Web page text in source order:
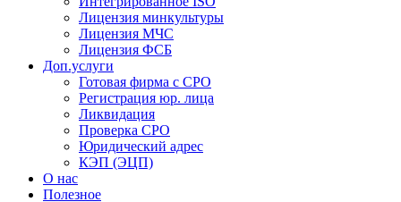
Лицензия минкультуры
Лицензия МЧС
Лицензия ФСБ
Доп.услуги
Готовая фирма с СРО
Регистрация юр. лица
Ликвидация
Проверка СРО
Юридический адрес
КЭП (ЭЦП)
О нас
Полезное